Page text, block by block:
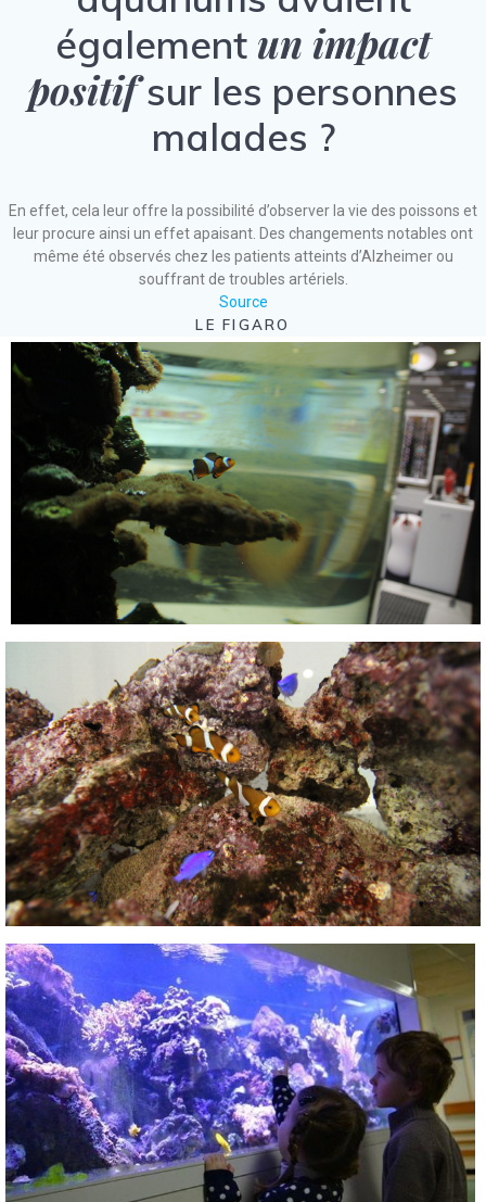
également un impact
positifsur les personnes
malades ?
En effet, cela leur offre la possibilité d’observer la vie des poissons et
leur procure ainsi un effet apaisant. Des changements notables ont
même été observés chez les patients atteints d’Alzheimer ou
souffrant de troubles artériels.
Source
LE FIGARO